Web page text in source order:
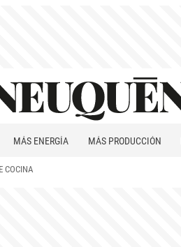
MÁS ENERGÍA MÁS PRODUCCIÓN
COCINA